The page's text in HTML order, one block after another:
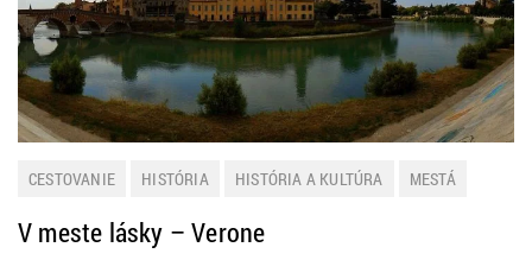
CESTOVANIE HISTÓRIA HISTÓRIA A KULTÚRA
MESTÁ
V meste lásky – Verone